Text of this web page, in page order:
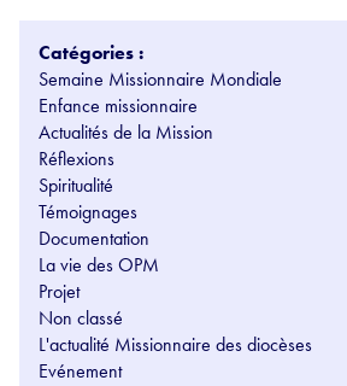
Catégories :
Semaine Missionnaire Mondiale
Enfance missionnaire
Actualités de la Mission
Réflexions
Spiritualité
Témoignages
Documentation
La vie des OPM
Projet
Non classé
L'actualité Missionnaire des diocèses
Evénement